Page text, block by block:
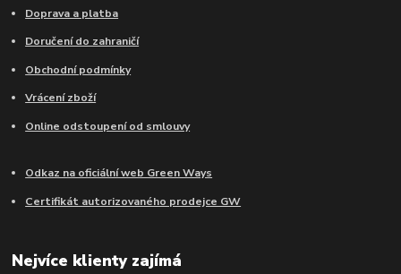
Doprava a platba
Doručení do zahraničí
Obchodní podmínky
Vrácení zboží
Online odstoupení od smlouvy
Odkaz na oficiální web Green Ways
Certifikát autorizovaného prodejce GW
Nejvíce klienty zajímá